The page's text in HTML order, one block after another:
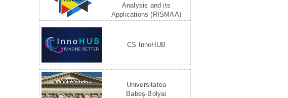
Analysis and its
Applications (RISMAA)
CS InnoHUB
Universitatea
Babeș-Bolyai